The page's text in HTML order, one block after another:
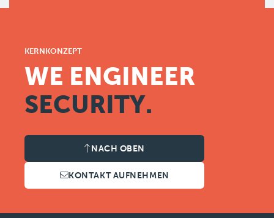
KERNKONZEPT
WE ENGINEER
SECURITY.
NACH OBEN
KONTAKT AUFNEHMEN